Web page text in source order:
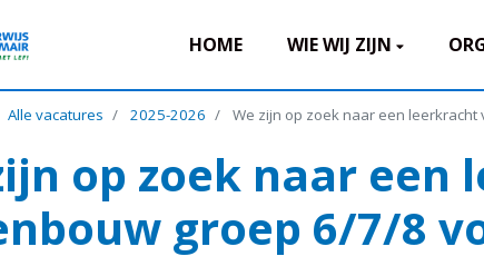
HOME WIE WIJ ZIJN
Alle vacatures 2025-2026 We zijn op zoek naar een
op zoek naar een
groep 6/7/8